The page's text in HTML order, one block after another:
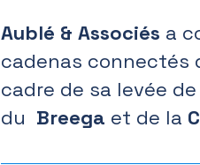
Aublé & Associés a
cadenas connectés
cadre de sa levée de
du Breega et de la